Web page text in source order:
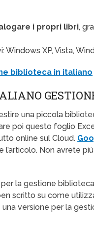
i propri libri,
XP, Vista,
biblioteca in italiano
una piccola
poi questo foglio
online sul Cloud.
l’articolo. Non avrete
la gestione
scritto su come
una versione per la